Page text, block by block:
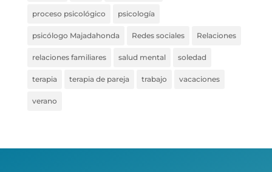
proceso psicológico psicología
psicólogo Majadahonda Redes sociales Relaciones
relaciones familiares salud mental soledad
terapia terapia de pareja trabajo vacaciones
verano